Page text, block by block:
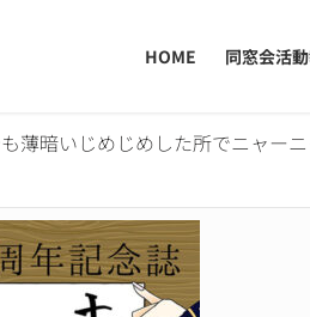
HOME 同窓会活
暗いじめじめした所でニャー